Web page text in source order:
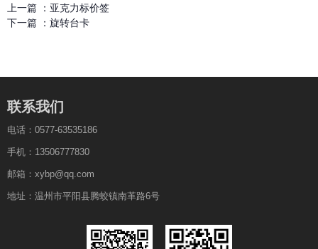
上一篇 ： 亚克力标价签
下一篇 ： 旋转台卡
联系我们
电话：0577-63535186
手机：13506777830
邮箱：xybp@qq.com
地址：温州市平阳县腾蛟镇南革路6号